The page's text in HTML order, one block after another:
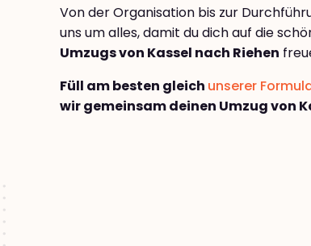
Von der Organisation bis zur
uns um alles, damit du dich auf die
Umzugs von Kassel nach Riehen
Füll am besten gleich unserer
wir gemeinsam deinen Umzug von